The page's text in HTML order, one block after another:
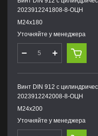
2023912241808-8-ОЦН
М24х180
Уточняйте у менеджера
Винт DIN 912 с
2023912242008-8-ОЦН
М24х200
Уточняйте у менеджера